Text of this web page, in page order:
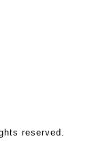
reserved.